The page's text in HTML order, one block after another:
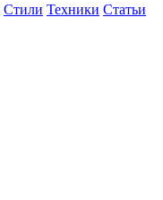
Стили Техники Статьи